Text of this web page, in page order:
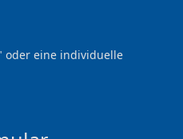
oder eine individuelle